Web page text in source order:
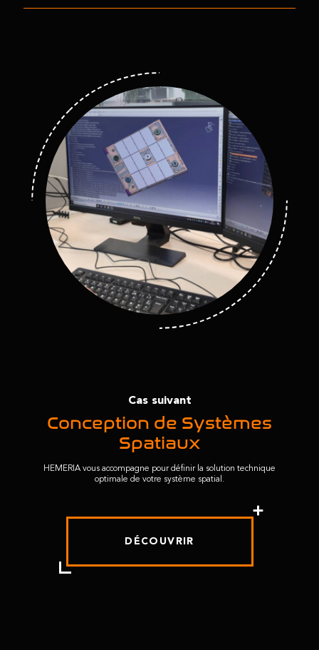
Cas suivant
Conception de Systèmes
Spatiaux
HEMERIA vous accompagne pour définir la solution technique
optimale de votre système spatial.
DÉCOUVRIR